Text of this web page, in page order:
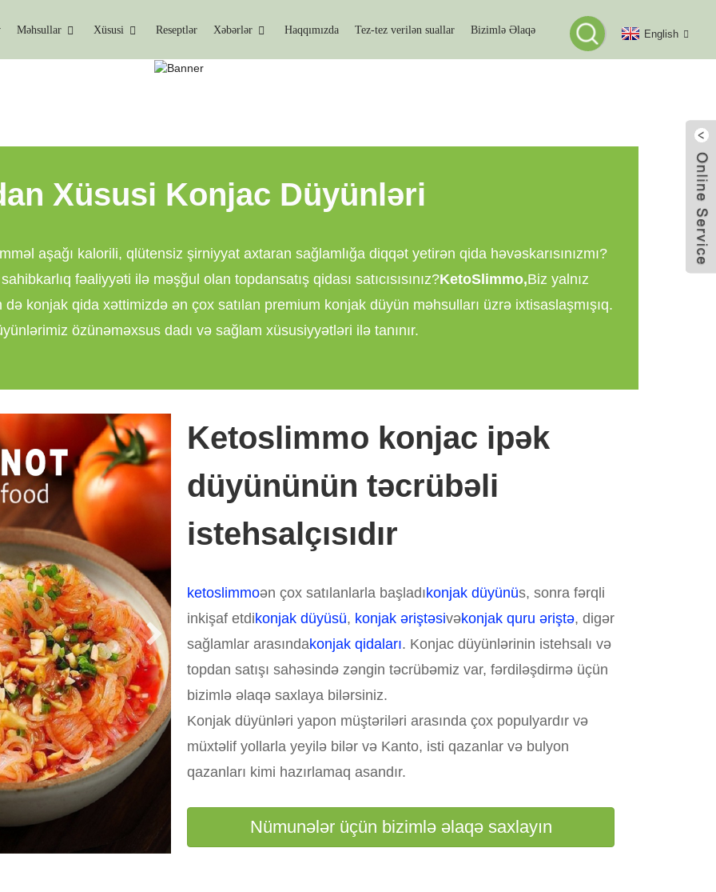
Məhsullar Xüsusi Reseptlər Xəbərlər Haqqımızda Tez-tez verilən suallar Bizimlə Əlaqə English
Xüsusi Konjac Düyünləri
aşağı kalorili, qlütensiz şirniyyat axtaran sağlamlığa diqqət yetirən qida həvəskarısınızmı?
fəaliyyəti ilə məşğul olan topdansatış qidası satıcısısınız?KetoSlimmo,Biz yalnız
konjak qida xəttimizdə ən çox satılan premium konjak düyün məhsulları üzrə ixtisaslaşmışıq.
özünəməxsus dadı və sağlam xüsusiyyətləri ilə tanınır.
Ketoslimmo konjac ipək
düyününün təcrübəli
istehsalçısıdır
ketoslimmoən çox satılanlarla başladıkonjak düyünüs, sonra fərqli
inkişaf etdikonjak düyüsü, konjak əriştəsivəkonjak quru əriştə, digər
sağlamlar arasındakonjak qidaları. Konjac düyünlərinin istehsalı və
topdan satışı sahəsində zəngin təcrübəmiz var, fərdiləşdirmə üçün
bizimlə əlaqə saxlaya bilərsiniz.
Konjak düyünləri yapon müştəriləri arasında çox populyardır və
müxtəlif yollarla yeyilə bilər və Kanto, isti qazanlar və bulyon
qazanları kimi hazırlamaq asandır.
Nümunələr üçün bizimlə əlaqə saxlayın